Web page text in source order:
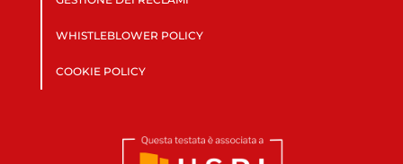
WHISTLEBLOWER POLICY
COOKIE POLICY